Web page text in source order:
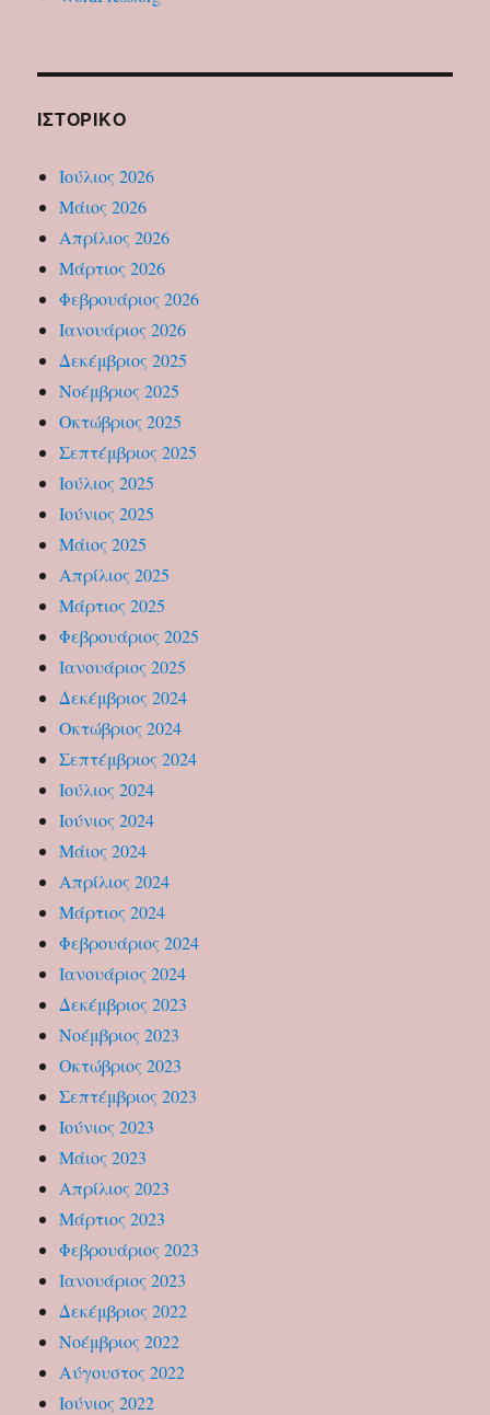
ΙΣΤΟΡΙΚΌ
Ιούλιος 2026
Μάιος 2026
Απρίλιος 2026
Μάρτιος 2026
Φεβρουάριος 2026
Ιανουάριος 2026
Δεκέμβριος 2025
Νοέμβριος 2025
Οκτώβριος 2025
Σεπτέμβριος 2025
Ιούλιος 2025
Ιούνιος 2025
Μάιος 2025
Απρίλιος 2025
Μάρτιος 2025
Φεβρουάριος 2025
Ιανουάριος 2025
Δεκέμβριος 2024
Οκτώβριος 2024
Σεπτέμβριος 2024
Ιούλιος 2024
Ιούνιος 2024
Μάιος 2024
Απρίλιος 2024
Μάρτιος 2024
Φεβρουάριος 2024
Ιανουάριος 2024
Δεκέμβριος 2023
Νοέμβριος 2023
Οκτώβριος 2023
Σεπτέμβριος 2023
Ιούνιος 2023
Μάιος 2023
Απρίλιος 2023
Μάρτιος 2023
Φεβρουάριος 2023
Ιανουάριος 2023
Δεκέμβριος 2022
Νοέμβριος 2022
Αύγουστος 2022
Ιούνιος 2022